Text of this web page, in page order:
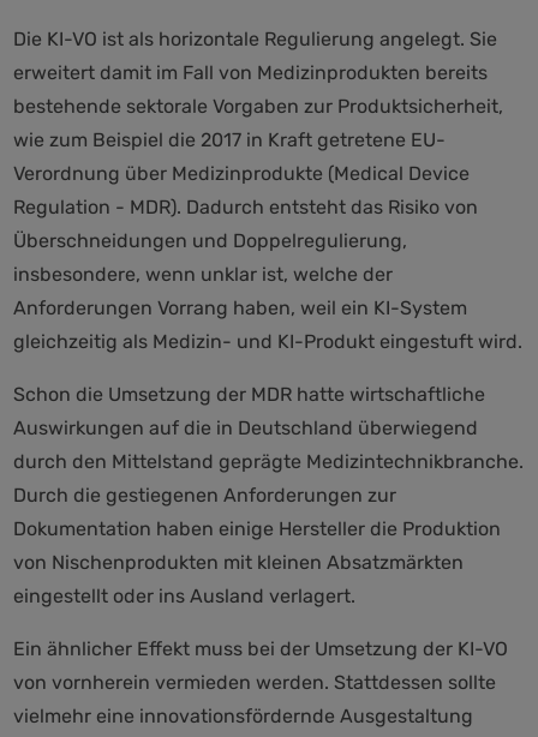
Die KI-VO ist als horizontale Regulierung angelegt. Sie
erweitert damit im Fall von Medizinprodukten bereits
bestehende sektorale Vorgaben zur Produktsicherheit,
wie zum Beispiel die 2017 in Kraft getretene EU-
Verordnung über Medizinprodukte (Medical Device
Regulation - MDR). Dadurch entsteht das Risiko von
Überschneidungen und Doppelregulierung,
insbesondere, wenn unklar ist, welche der
Anforderungen Vorrang haben, weil ein KI-System
gleichzeitig als Medizin- und KI-Produkt eingestuft wird.
Schon die Umsetzung der MDR hatte wirtschaftliche
Auswirkungen auf die in Deutschland überwiegend
durch den Mittelstand geprägte Medizintechnikbranche.
Durch die gestiegenen Anforderungen zur
Dokumentation haben einige Hersteller die Produktion
von Nischenprodukten mit kleinen Absatzmärkten
eingestellt oder ins Ausland verlagert.
Ein ähnlicher Effekt muss bei der Umsetzung der KI-VO
von vornherein vermieden werden. Stattdessen sollte
vielmehr eine innovationsfördernde Ausgestaltung